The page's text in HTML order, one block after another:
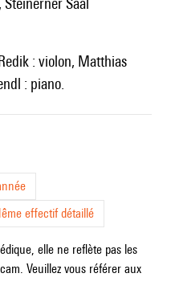
: piano.
effectif détaillé
elle ne reflète pas les
Veuillez vous référer aux